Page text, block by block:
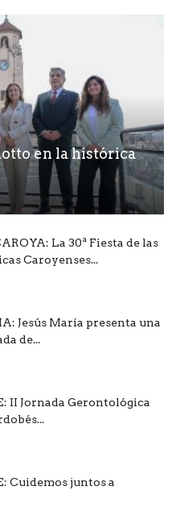
en la histórica
La 30ª Fiesta de las
Caroyenses...
Jesús María presenta una
de...
II Jornada Gerontológica
Cuidemos juntos a